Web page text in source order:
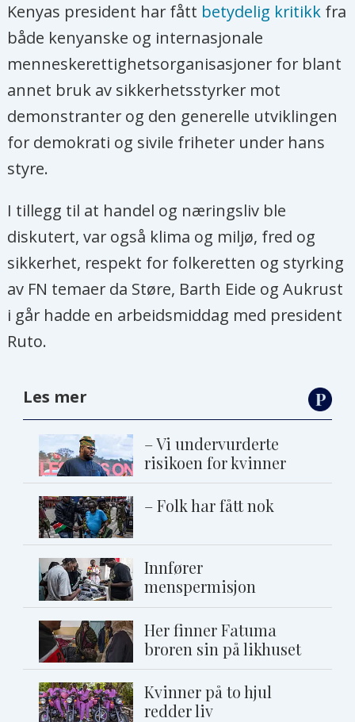
Kenyas president har fått betydelig kritikk fra
både kenyanske og internasjonale
menneskerettighetsorganisasjoner for blant
annet bruk av sikkerhetsstyrker mot
demonstranter og den generelle utviklingen
for demokrati og sivile friheter under hans
styre.
I tillegg til at handel og næringsliv ble
diskutert, var også klima og miljø, fred og
sikkerhet, respekt for folkeretten og styrking
av FN temaer da Støre, Barth Eide og Aukrust
i går hadde en arbeidsmiddag med president
Ruto.
Les mer
– Vi undervurderte
risikoen for kvinner
– Folk har fått nok
Innfører
menspermisjon
Her finner Fatuma
broren sin på likhuset
Kvinner på to hjul
redder liv